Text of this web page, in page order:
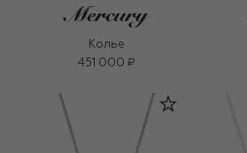
Колье
451 000 ₽